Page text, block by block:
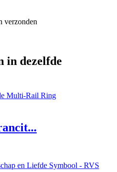
verzonden
in dezelfde